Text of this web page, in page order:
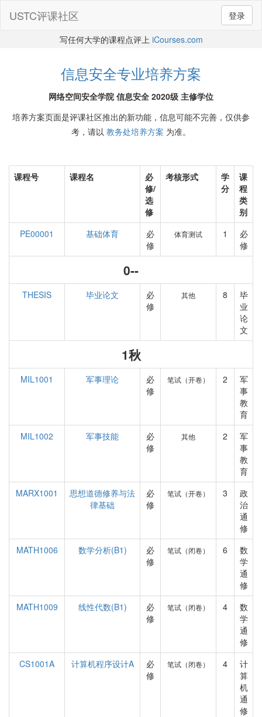
登录
USTC评课社区
写任何大学的课程点评上 iCourses.com
信息安全专业培养方案
网络空间安全学院 信息安全 2020级 主修学位
培养方案页面是评课社区推出的新功能，信息可能不完善，仅供参
考，请以 教务处培养方案 为准。
课程号 课程名
必
修/
选
修
考核形式
学
分
课
程
类
别
PE00001
基础体育
必
修
体育测试 1
必
修
0--
THESIS 毕业论文
必
修
其他 8
毕
业
论
文
1秋
MIL1001 军事理论
必
修
笔试（开卷） 2
军
事
教
育
MIL1002
军事技能
必
修
其他 2
军
事
教
育
MARX1001
思想道德修养与法
律基础
必
修
笔试（开卷） 3
政
治
通
修
MATH1006
数学分析(B1)
必
修
笔试（闭卷） 6
数
学
通
修
MATH1009
线性代数(B1)
必
修
笔试（闭卷） 4
数
学
通
修
CS1001A
计算机程序设计A
必
修
笔试（闭卷） 4
计
算
机
通
修